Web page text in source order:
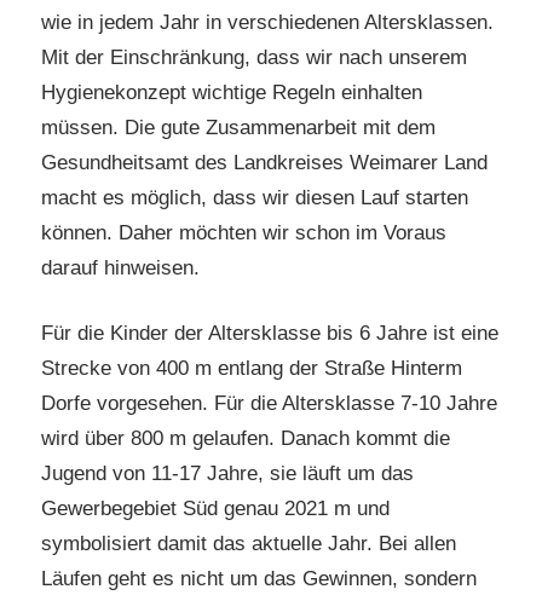
wie in jedem Jahr in verschiedenen Altersklassen.
Mit der Einschränkung, dass wir nach unserem
Hygienekonzept wichtige Regeln einhalten
müssen. Die gute Zusammenarbeit mit dem
Gesundheitsamt des Landkreises Weimarer Land
macht es möglich, dass wir diesen Lauf starten
können. Daher möchten wir schon im Voraus
darauf hinweisen.
Für die Kinder der Altersklasse bis 6 Jahre ist eine
Strecke von 400 m entlang der Straße Hinterm
Dorfe vorgesehen. Für die Altersklasse 7-10 Jahre
wird über 800 m gelaufen. Danach kommt die
Jugend von 11-17 Jahre, sie läuft um das
Gewerbegebiet Süd genau 2021 m und
symbolisiert damit das aktuelle Jahr. Bei allen
Läufen geht es nicht um das Gewinnen, sondern